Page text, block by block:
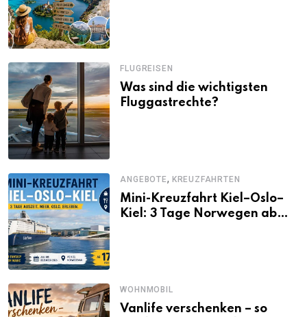
FLUGREISEN
Was sind die wichtigsten
Fluggastrechte?
ANGEBOTE, KREUZFAHRTEN
Mini-Kreuzfahrt Kiel–Oslo–
Kiel: 3 Tage Norwegen ab
WOHNMOBIL
Vanlife verschenken – so